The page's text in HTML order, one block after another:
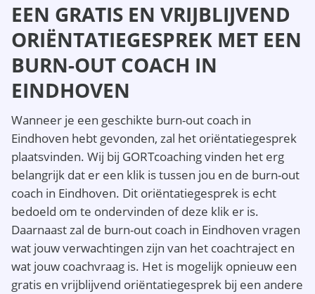
EEN GRATIS EN VRIJBLIJVEND
ORIËNTATIEGESPREK MET EEN
BURN-OUT COACH IN
EINDHOVEN
Wanneer je een geschikte burn-out coach in
Eindhoven hebt gevonden, zal het oriëntatiegesprek
plaatsvinden. Wij bij GORTcoaching vinden het erg
belangrijk dat er een klik is tussen jou en de burn-out
coach in Eindhoven. Dit oriëntatiegesprek is echt
bedoeld om te ondervinden of deze klik er is.
Daarnaast zal de burn-out coach in Eindhoven vragen
wat jouw verwachtingen zijn van het coachtraject en
wat jouw coachvraag is. Het is mogelijk opnieuw een
gratis en vrijblijvend oriëntatiegesprek bij een andere